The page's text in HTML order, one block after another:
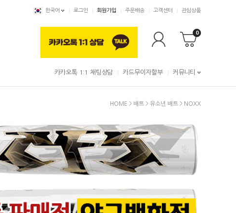
한국어 로그인 회원가입 주문배송 고객센터 관심상품
0
카카오톡 1:1 채팅상담 카드무이자할부 커뮤니티
HOME > 배트 > 유소년 배트 > NOXX